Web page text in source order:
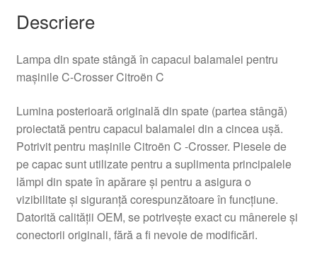
Descriere
Lampa din spate stângă în capacul balamalei pentru
mașinile C-Crosser Citroën C
Lumina posterioară originală din spate (partea stângă)
proiectată pentru capacul balamalei din a cincea ușă.
Potrivit pentru mașinile Citroën C -Crosser. Piesele de
pe capac sunt utilizate pentru a suplimenta principalele
lămpi din spate în apărare și pentru a asigura o
vizibilitate și siguranță corespunzătoare în funcțiune.
Datorită calității OEM, se potrivește exact cu mânerele și
conectorii originali, fără a fi nevoie de modificări.